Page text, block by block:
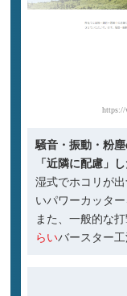
https://
騒音・振動・粉
「近隣に配慮」
湿式でホコリが
いパワーカッター
また、一般的な
らいバースター工